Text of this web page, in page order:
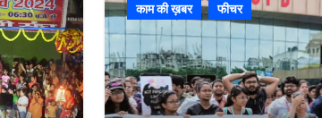
काम की ख़बर
फीचर